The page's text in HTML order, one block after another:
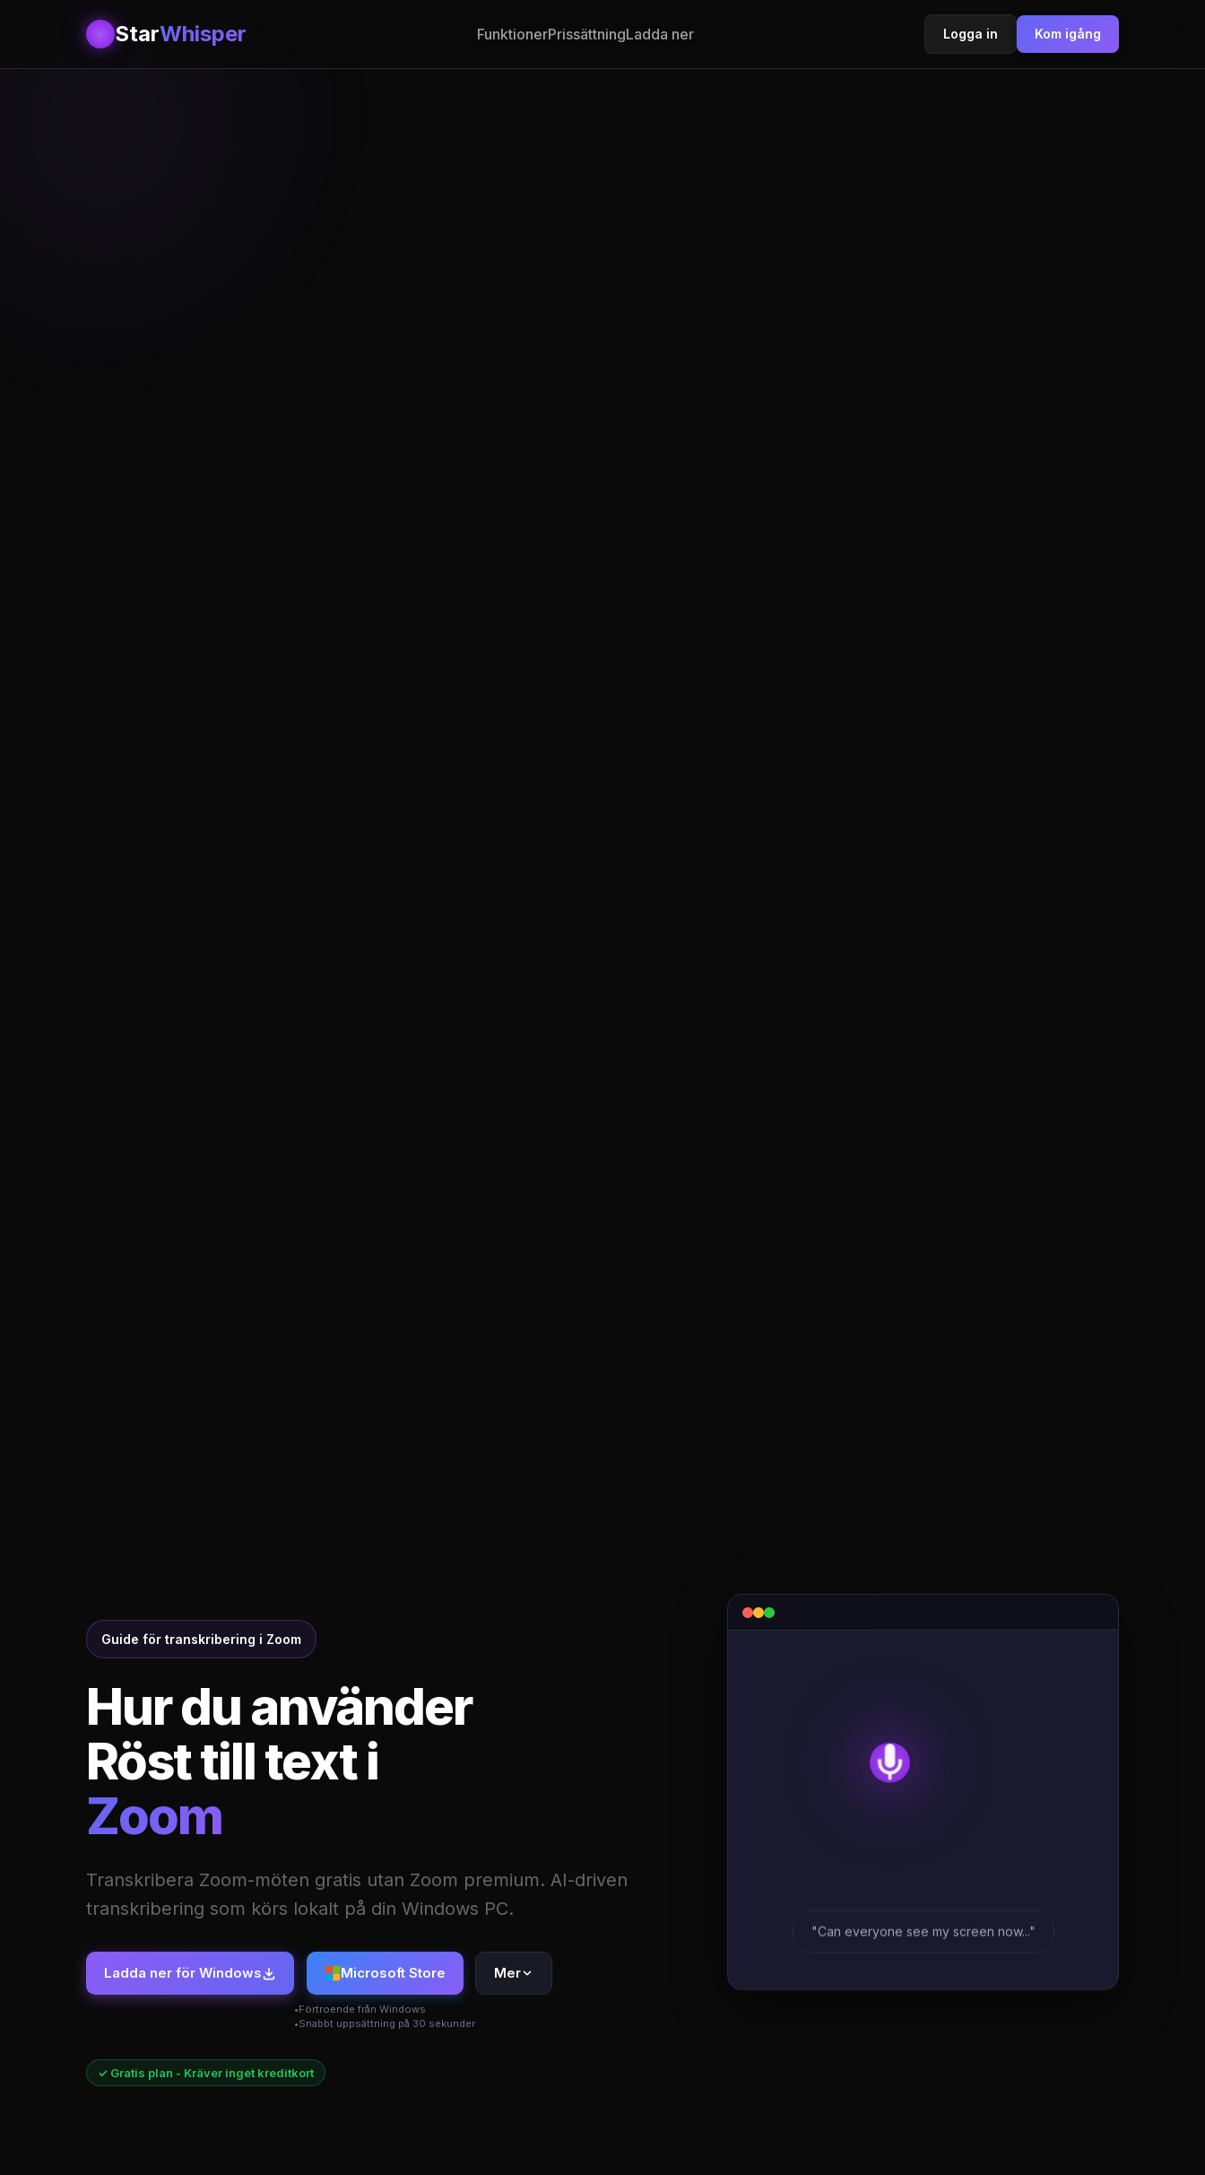
StarWhisper FunktionerPrissättningLadda ner Logga in Kom igång
Guide för transkribering i Zoom
Hur du använder
Röst till text i
Zoom
Transkribera Zoom-möten gratis utan Zoom premium. AI-driven
transkribering som körs lokalt på din Windows PC.
Ladda ner för Windows Microsoft Store
Förtroende från Windows
Snabbt uppsättning på 30 sekunder
Mer
✓ Gratis plan - Kräver inget kreditkort
"Can everyone see my screen now..."